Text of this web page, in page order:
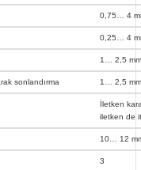
0,75… 4
0,25… 4
1… 2,5
sonlandırma 1… 2,5
İletken
iletken de
10… 12
3